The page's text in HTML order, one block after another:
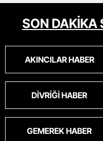
SON DAKİKA
AKINCILAR HABER
DIVRIĞI HABER
GEMEREK HABER